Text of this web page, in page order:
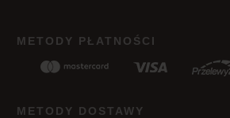
METODY PŁATNOŚCI
METODY DOSTAWY